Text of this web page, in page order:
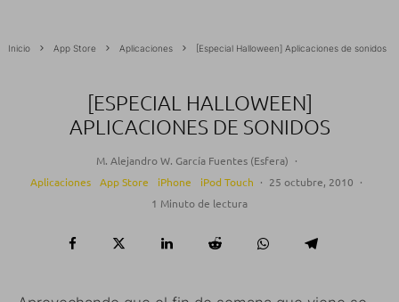
Inicio App Store Aplicaciones [Especial Halloween] Aplicaciones de sonidos
[ESPECIAL HALLOWEEN]
APLICACIONES DE SONIDOS
M. Alejandro W. García Fuentes (Esfera) ·
Aplicaciones
App Store iPhone iPod Touch · 25 octubre, 2010 ·
1 Minuto de lectura